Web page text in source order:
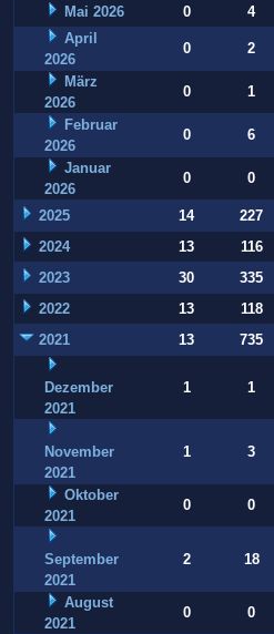
Mai 2026 0 4
April
2026
0 2
März
2026
0 1
Februar
2026
0 6
Januar
2026
0 0
2025 14 227
2024
13 116
2023
30 335
2022
13 118
2021
13 735
Dezember
2021
1 1
November
2021
1 3
Oktober
2021
0 0
September
2021
2 18
August
2021
0 0